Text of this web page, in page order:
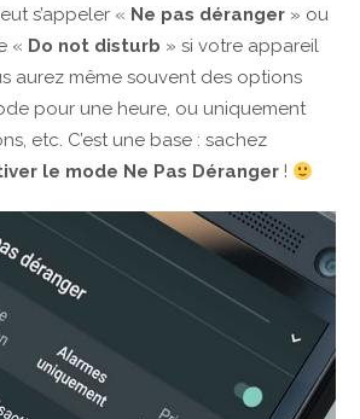
s’appeler « Ne pas déranger » ou
« Do not disturb » si votre appareil
aurez même souvent des options
pour une heure, ou uniquement
etc. C’est une base : sachez
le mode Ne Pas Déranger !